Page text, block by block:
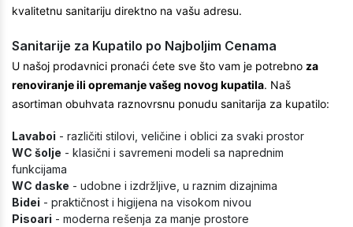
kvalitetnu sanitariju direktno na vašu adresu.
Sanitarije za Kupatilo po Najboljim Cenama
U našoj prodavnici pronaći ćete sve što vam je potrebno za
renoviranje ili opremanje vašeg novog kupatila. Naš
asortiman obuhvata raznovrsnu ponudu sanitarija za kupatilo:
Lavaboi - različiti stilovi, veličine i oblici za svaki prostor
WC šolje - klasični i savremeni modeli sa naprednim
funkcijama
WC daske - udobne i izdržljive, u raznim dizajnima
Bidei - praktičnost i higijena na visokom nivou
Pisoari - moderna rešenja za manje prostore